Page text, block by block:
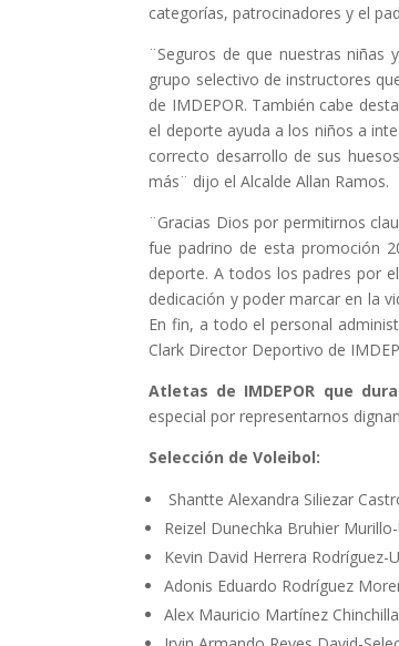
categorías, patrocinadores y el
¨Seguros de que nuestras
grupo selectivo de instructores
de IMDEPOR. También cabe
el deporte ayuda a los niños a
correcto desarrollo de sus
más¨ dijo el Alcalde Allan Ramos.
¨Gracias Dios por permitirnos
fue padrino de esta promoción
deporte. A todos los padres por
dedicación y poder marcar en la
En fin, a todo el personal
Clark Director Deportivo de
Atletas de IMDEPOR que
especial por representarnos
Selección de Voleibol:
Shantte Alexandra Siliezar
Reizel Dunechka Bruhier
Kevin David Herrera Rodríguez-
Adonis Eduardo Rodríguez
Alex Mauricio Martínez